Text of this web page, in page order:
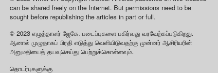
can be shared freely on the Internet. But permissions need to be
sought before republishing the articles in part or full.
© 2023 எழுத்தாளர் ஜேகே. படைப்புகளை பகிர்வது வரவேற்கப்படுகிறது.
ஆனால் முழுதாகப் பிரதி எடுத்து வெளியிடுவதற்கு முன்னர் ஆசிரியரின்
அனுமதியைத் தயவுசெய்து பெற்றுக்கொள்ளவும்.
தொடர்புகளுக்கு